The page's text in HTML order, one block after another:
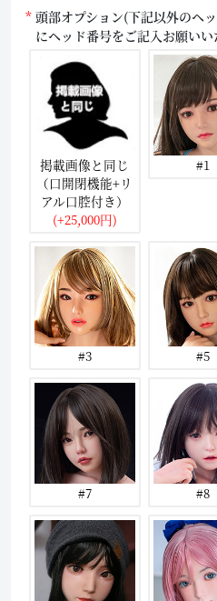
頭部オプション(下記以外のヘ
にヘッド番号をご記入お願いい
掲載画像と同じ
（口開閉機能+リ
アル口腔付き）
(+25,000円)
#1
#3 #5
#7 #8